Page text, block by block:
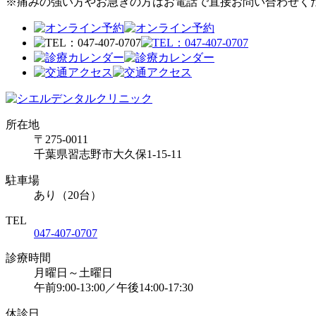
所在地
〒275-0011
千葉県習志野市大久保1-15-11
駐車場
あり（20台）
TEL
047-407-0707
診療時間
月曜日～土曜日
午前9:00-13:00／午後14:00-17:30
休診日